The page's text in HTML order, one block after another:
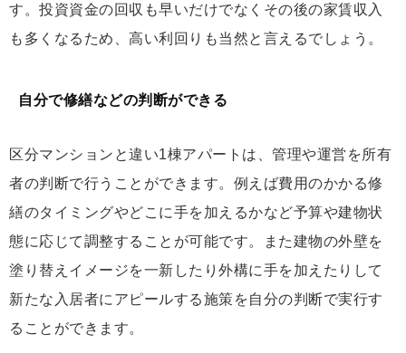
す。投資資金の回収も早いだけでなくその後の家賃収入
も多くなるため、高い利回りも当然と言えるでしょう。
自分で修繕などの判断ができる
区分マンションと違い1棟アパートは、管理や運営を所有
者の判断で行うことができます。例えば費用のかかる修
繕のタイミングやどこに手を加えるかなど予算や建物状
態に応じて調整することが可能です。また建物の外壁を
塗り替えイメージを一新したり外構に手を加えたりして
新たな入居者にアピールする施策を自分の判断で実行す
ることができます。